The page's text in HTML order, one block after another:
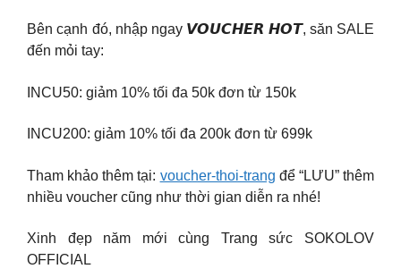
Bên cạnh đó, nhập ngay 𝙑𝙊𝙐𝘾𝙃𝙀𝙍 𝙃𝙊𝙏, săn SALE
đến mỏi tay:
INCU50: giảm 10% tối đa 50k đơn từ 150k
INCU200: giảm 10% tối đa 200k đơn từ 699k
Tham khảo thêm tại: voucher-thoi-trang để “LƯU” thêm
nhiều voucher cũng như thời gian diễn ra nhé!
Xinh đẹp năm mới cùng Trang sức SOKOLOV
OFFICIAL